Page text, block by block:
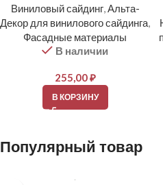
Виниловый сайдинг,Альта-
Декор для винилового сайдинга,
Фасадные материалы
В наличии
255,00₽
В КОРЗИНУ
Популярный товар